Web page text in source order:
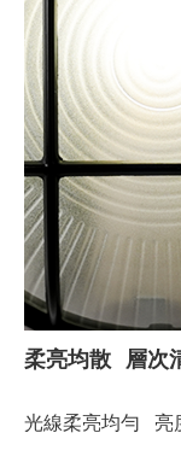
柔亮均散 層次
光線柔亮均勻 亮